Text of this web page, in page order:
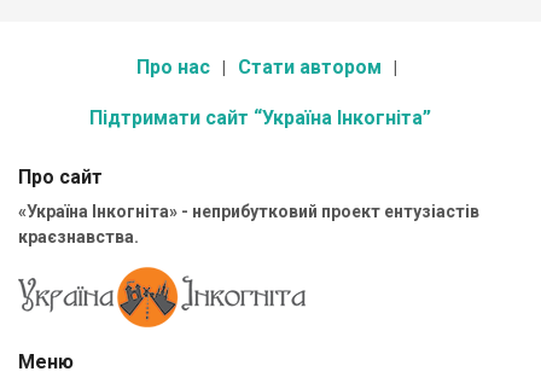
Про нас Стати автором
Підтримати сайт “Україна Інкогніта”
Про сайт
«Україна Інкогніта» - неприбутковий проект ентузіастів
краєзнавства.
Меню